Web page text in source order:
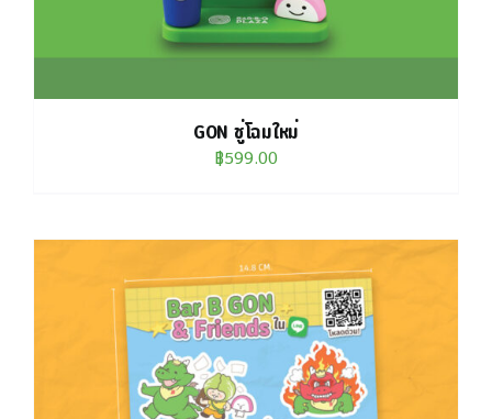
GON ชู่โฉมใหม่
฿599.00